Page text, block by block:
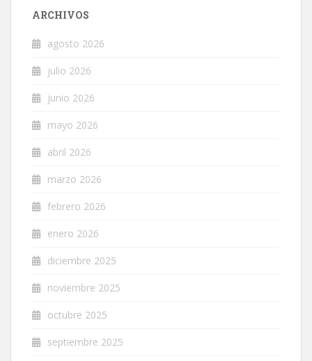
ARCHIVOS
agosto 2026
julio 2026
junio 2026
mayo 2026
abril 2026
marzo 2026
febrero 2026
enero 2026
diciembre 2025
noviembre 2025
octubre 2025
septiembre 2025